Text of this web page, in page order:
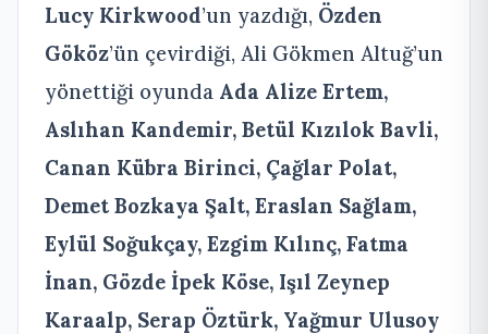
Lucy Kirkwood’un yazdığı, Özden
Gököz’ün çevirdiği, Ali Gökmen Altuğ’un
yönettiği oyunda Ada Alize Ertem,
Aslıhan Kandemir, Betül Kızılok Bavli,
Canan Kübra Birinci, Çağlar Polat,
Demet Bozkaya Şalt, Eraslan Sağlam,
Eylül Soğukçay, Ezgim Kılınç, Fatma
İnan, Gözde İpek Köse, Işıl Zeynep
Karaalp, Serap Öztürk, Yağmur Ulusoy